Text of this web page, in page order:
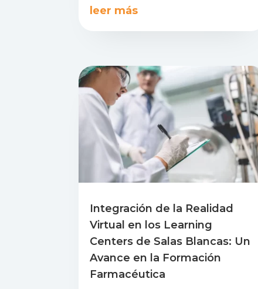
leer más
Integración de la Realidad
Virtual en los Learning
Centers de Salas Blancas: Un
Avance en la Formación
Farmacéutica